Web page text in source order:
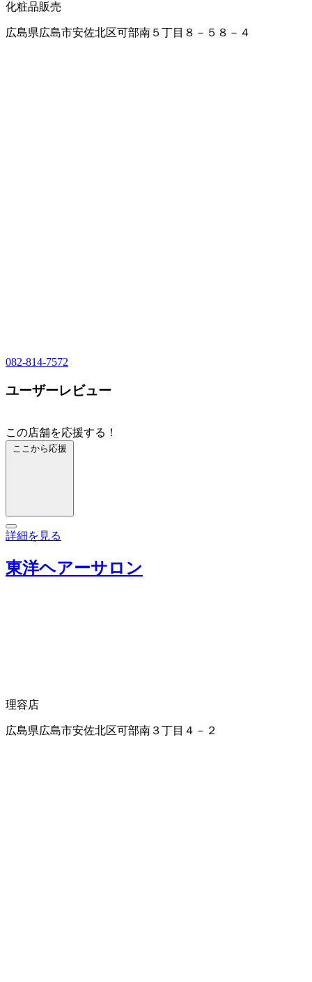
化粧品販売
広島県広島市安佐北区可部南５丁目８－５８－４
082-814-7572
ユーザーレビュー
この店舗を応援する！
ここから応援
詳細を見る
東洋ヘアーサロン
理容店
広島県広島市安佐北区可部南３丁目４－２